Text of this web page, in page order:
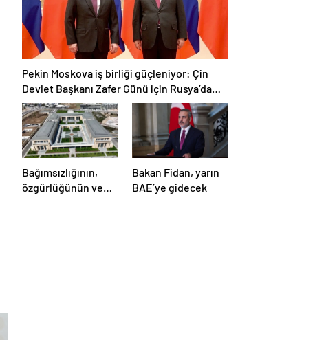
Pekin Moskova iş birliği güçleniyor: Çin
Devlet Başkanı Zafer Günü için Rusya’da
olacak
Bağımsızlığının,
özgürlüğünün ve
Bakan Fidan, yarın
BAE’ye gidecek